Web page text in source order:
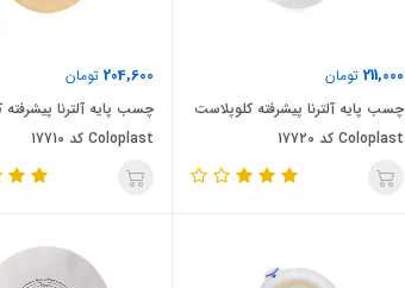
211,000 تومان
چسب پایه آلترنا پیشرفته کلوپلاست
Coloplast کد 17720
204,600 تومان
چسب پایه آلترنا
Coloplast کد 17710